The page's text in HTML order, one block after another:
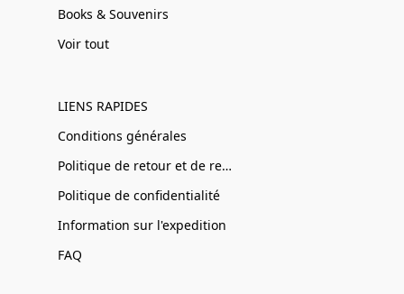
Books & Souvenirs
Voir tout
LIENS RAPIDES
Conditions générales
Politique de retour et de remboursement
Politique de confidentialité
Information sur l'expedition
FAQ